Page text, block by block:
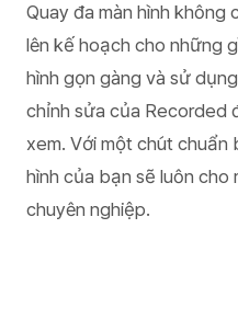
Quay đa màn hình không
lên kế hoạch cho những
hình gọn gàng và sử
chỉnh sửa của Recorded
xem. Với một chút chuẩn
hình của bạn sẽ luôn cho
chuyên nghiệp.